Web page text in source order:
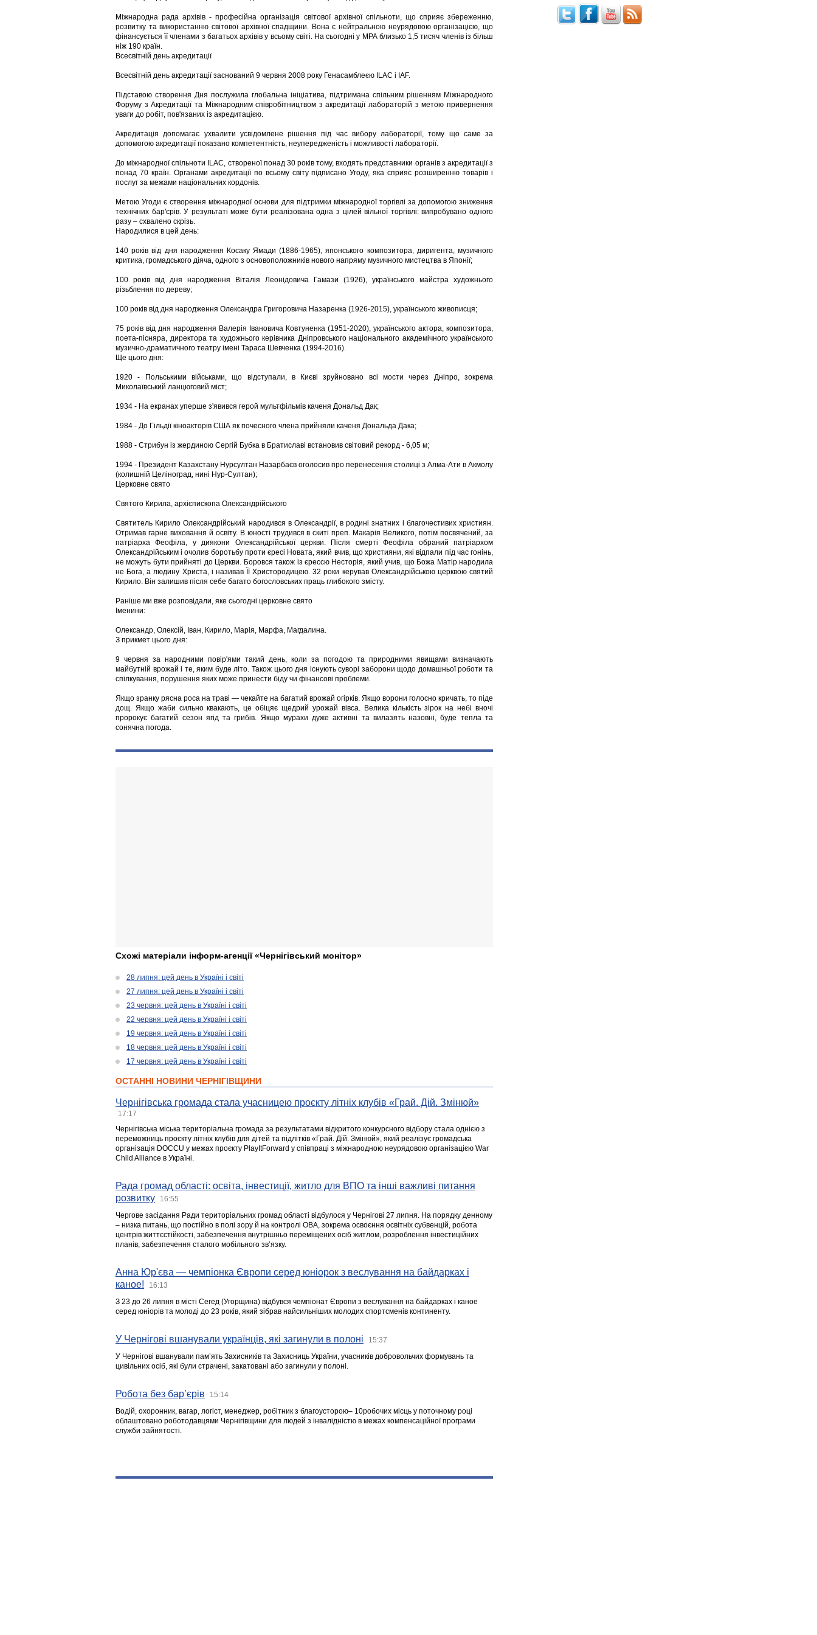
Міжнародна рада архівів - професійна організація світової архівної спільноти, що сприяє збереженню,
розвитку та використанню світової архівної спадщини. Вона є нейтральною неурядовою організацією, що
фінансується її членами з багатьох архівів у всьому світі. На сьогодні у МРА близько 1,5 тисяч членів із більш
ніж 190 країн.
Всесвітній день акредитації
Всесвітній день акредитації заснований 9 червня 2008 року Генасамблеєю ILAC і IAF.
Підставою створення Дня послужила глобальна ініціатива, підтримана спільним рішенням Міжнародного
Форуму з Акредитації та Міжнародним співробітництвом з акредитації лабораторій з метою привернення
уваги до робіт, пов'язаних із акредитацією.
Акредитація допомагає ухвалити усвідомлене рішення під час вибору лабораторії, тому що саме за
допомогою акредитації показано компетентність, неупередженість і можливості лабораторії.
До міжнародної спільноти ILAC, створеної понад 30 років тому, входять представники органів з акредитації з
понад 70 країн. Органами акредитації по всьому світу підписано Угоду, яка сприяє розширенню товарів і
послуг за межами національних кордонів.
Метою Угоди є створення міжнародної основи для підтримки міжнародної торгівлі за допомогою зниження
технічних бар'єрів. У результаті може бути реалізована одна з цілей вільної торгівлі: випробувано одного
разу – схвалено скрізь.
Народилися в цей день:
140 років від дня народження Косаку Ямади (1886-1965), японського композитора, диригента, музичного
критика, громадського діяча, одного з основоположників нового напряму музичного мистецтва в Японії;
100 років від дня народження Віталія Леонідовича Гамази (1926), українського майстра художнього
різьблення по дереву;
100 років від дня народження Олександра Григоровича Назаренка (1926-2015), українського живописця;
75 років від дня народження Валерія Івановича Ковтуненка (1951-2020), українського актора, композитора,
поета-пісняра, директора та художнього керівника Дніпровського національного академічного українського
музично-драматичного театру імені Тараса Шевченка (1994-2016).
Ще цього дня:
1920 - Польськими військами, що відступали, в Києві зруйновано всі мости через Дніпро, зокрема
Миколаївський ланцюговий міст;
1934 - На екранах уперше з'явився герой мультфільмів каченя Дональд Дак;
1984 - До Гільдії кіноакторів США як почесного члена прийняли каченя Дональда Дака;
1988 - Стрибун із жердиною Сергій Бубка в Братиславі встановив світовий рекорд - 6,05 м;
1994 - Президент Казахстану Нурсултан Назарбаєв оголосив про перенесення столиці з Алма-Ати в Акмолу
(колишній Целіноград, нині Нур-Султан);
Церковне свято
Святого Кирила, архієпископа Олександрійського
Святитель Кирило Олександрійський народився в Олександрії, в родині знатних і благочестивих християн.
Отримав гарне виховання й освіту. В юності трудився в скиті преп. Макарія Великого, потім посвячений, за
патріарха Феофіла, у диякони Олександрійської церкви. Після смерті Феофіла обраний патріархом
Олександрійським і очолив боротьбу проти єресі Новата, який вчив, що християни, які відпали під час гонінь,
не можуть бути прийняті до Церкви. Боровся також із єрессю Несторія, який учив, що Божа Матір народила
не Бога, а людину Христа, і називав Її Христородицею. 32 роки керував Олександрійською церквою святий
Кирило. Він залишив після себе багато богословських праць глибокого змісту.
Раніше ми вже розповідали, яке сьогодні церковне свято
Іменини:
Олександр, Олексій, Іван, Кирило, Марія, Марфа, Магдалина.
З прикмет цього дня:
9 червня за народними повір'ями такий день, коли за погодою та природними явищами визначають
майбутній врожай і те, яким буде літо. Також цього дня існують суворі заборони щодо домашньої роботи та
спілкування, порушення яких може принести біду чи фінансові проблеми.
Якщо зранку рясна роса на траві — чекайте на багатий врожай огірків. Якщо ворони голосно кричать, то піде
дощ. Якщо жаби сильно квакають, це обіцяє щедрий урожай вівса. Велика кількість зірок на небі вночі
пророкує багатий сезон ягід та грибів. Якщо мурахи дуже активні та вилазять назовні, буде тепла та
сонячна погода.
Схожі матеріали інформ-агенції «Чернігівський монітор»
28 липня: цей день в Україні і світі
27 липня: цей день в Україні і світі
23 червня: цей день в Україні і світі
22 червня: цей день в Україні і світі
19 червня: цей день в Україні і світі
18 червня: цей день в Україні і світі
17 червня: цей день в Україні і світі
ОСТАННІ НОВИНИ ЧЕРНІГІВЩИНИ
Чернігівська громада стала учасницею проєкту літніх клубів «Грай. Дій. Змінюй»
17:17
Чернігівська міська територіальна громада за результатами відкритого конкурсного відбору стала однією з
переможниць проєкту літніх клубів для дітей та підлітків «Грай. Дій. Змінюй», який реалізує громадська
організація DOCCU у межах проєкту PlayItForward у співпраці з міжнародною неурядовою організацією War
Child Alliance в Україні.
Рада громад області: освіта, інвестиції, житло для ВПО та інші важливі питання
розвитку
16:55
Чергове засідання Ради територіальних громад області відбулося у Чернігові 27 липня. На порядку денному
– низка питань, що постійно в полі зору й на контролі ОВА, зокрема освоєння освітніх субвенцій, робота
центрів життєстійкості, забезпечення внутрішньо переміщених осіб житлом, розроблення інвестиційних
планів, забезпечення сталого мобільного зв’язку.
Анна Юр'єва — чемпіонка Європи серед юніорок з веслування на байдарках і
каное!
16:13
З 23 до 26 липня в місті Сегед (Угорщина) відбувся чемпіонат Європи з веслування на байдарках і каное
серед юніорів та молоді до 23 років, який зібрав найсильніших молодих спортсменів континенту.
У Чернігові вшанували українців, які загинули в полоні 15:37
У Чернігові вшанували пам’ять Захисників та Захисниць України, учасників добровольчих формувань та
цивільних осіб, які були страчені, закатовані або загинули у полоні.
Робота без бар’єрів 15:14
Водій, охоронник, вагар, логіст, менеджер, робітник з благоусторою– 10робочих місць у поточному році
облаштовано роботодавцями Чернігівщини для людей з інвалідністю в межах компенсаційної програми
служби зайнятості.